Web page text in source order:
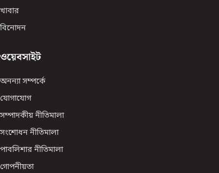
খাবার
বিনোদন
ওয়েবসাইট
অনন্যা সম্পর্কে
যোগাযোগ
সম্পাদকীয় নীতিমালা
সংশোধন নীতিমালা
পাবলিশার নীতিমালা
গোপনীয়তা